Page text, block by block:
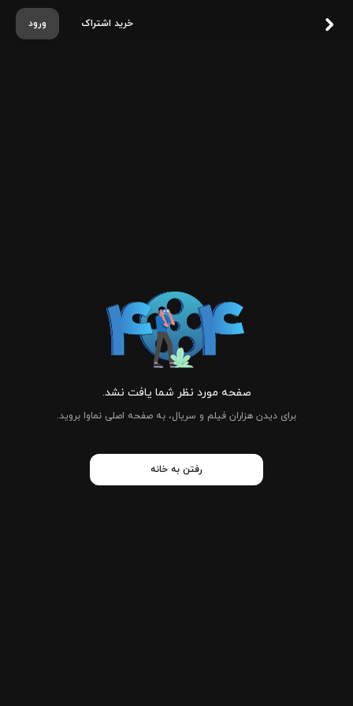
ورود خرید اشتراک
صفحه مورد نظر شما یافت نشد.
برای دیدن هزاران فیلم و سریال، به صفحه اصلی نماوا بروید.
رفتن به خانه